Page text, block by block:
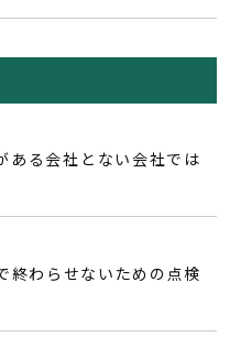
ある会社とない会社では
終わらせないための点検